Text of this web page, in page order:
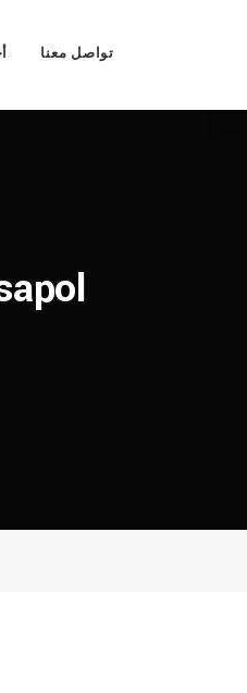
تواصل معنا